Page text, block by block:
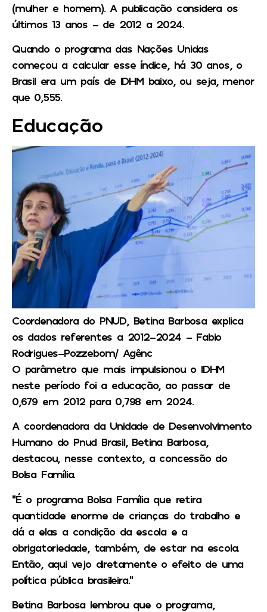
(mulher e homem). A publicação considera os
últimos 13 anos – de 2012 a 2024.
Quando o programa das Nações Unidas
começou a calcular esse índice, há 30 anos, o
Brasil era um país de IDHM baixo, ou seja, menor
que 0,555.
Educação
Coordenadora do PNUD, Betina Barbosa explica
os dados referentes a 2012-2024 – Fabio
Rodrigues-Pozzebom/ Agênc
O parâmetro que mais impulsionou o IDHM
neste período foi a educação, ao passar de
0,679 em 2012 para 0,798 em 2024.
A coordenadora da Unidade de Desenvolvimento
Humano do Pnud Brasil, Betina Barbosa,
destacou, nesse contexto, a concessão do
Bolsa Família.
“É o programa Bolsa Família que retira
quantidade enorme de crianças do trabalho e
dá a elas a condição da escola e a
obrigatoriedade, também, de estar na escola.
Então, aqui vejo diretamente o efeito de uma
política pública brasileira.”
Betina Barbosa lembrou que o programa,